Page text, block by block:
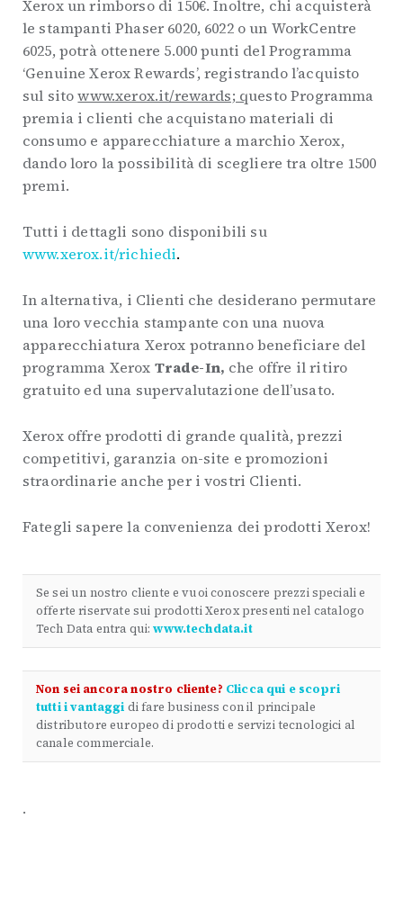
Xerox un rimborso di 150€. Inoltre, chi acquisterà
le stampanti Phaser 6020, 6022 o un WorkCentre
6025, potrà ottenere 5.000 punti del Programma
‘Genuine Xerox Rewards’, registrando l’acquisto
sul sitowww.xerox.it/rewards; questo Programma
premia i clienti che acquistano materiali di
consumo e apparecchiature a marchio Xerox,
dando loro la possibilità di scegliere tra oltre 1500
premi.
Tutti i dettagli sono disponibili su
www.xerox.it/richiedi.
In alternativa, i Clienti che desiderano permutare
una loro vecchia stampante con una nuova
apparecchiatura Xerox potranno beneficiare del
programma Xerox Trade-In, che offre il ritiro
gratuito ed una supervalutazione dell’usato.
Xerox offre prodotti di grande qualità, prezzi
competitivi, garanzia on-site e promozioni
straordinarie anche per i vostri Clienti.
Fategli sapere la convenienza dei prodotti Xerox!
Se sei un nostro cliente e vuoi conoscere prezzi speciali e
offerte riservate sui prodotti Xerox presenti nel catalogo
Tech Data entra qui: www.techdata.it
Non sei ancora nostro cliente? Clicca qui e scopri
tutti i vantaggi di fare business con il principale
distributore europeo di prodotti e servizi tecnologici al
canale commerciale.
.